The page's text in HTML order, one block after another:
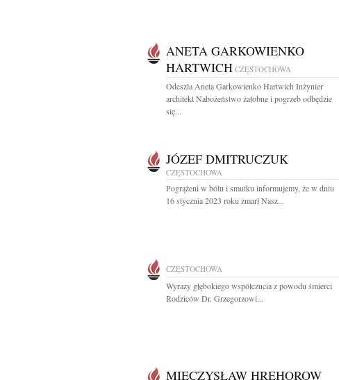
ANETA GARKOWIENKO
HARTWICH CZĘSTOCHOWA
Odeszla Aneta Garkowienko Hartwich Inżynier
architekt Nabożeństwo żałobne i pogrzeb odbędzie
się...
JÓZEF DMITRUCZUK
CZĘSTOCHOWA
Pogrążeni w bólu i smutku informujemy, że w dniu
16 stycznia 2023 roku zmarł Nasz...
CZĘSTOCHOWA
Wyrazy głębokiego współczucia z powodu śmierci
Rodziców Dr. Grzegorzowi...
MIECZYSŁAW HREHOROW